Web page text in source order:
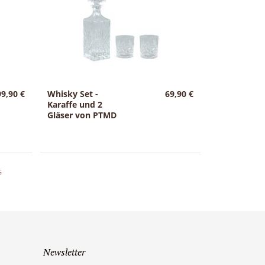
€
Whisky Set -
Karaffe und 2
Gläser von PTMD
69,90 €
Newsletter